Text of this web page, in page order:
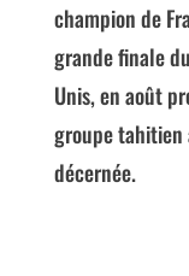
champion de
grande finale
Unis, en août
groupe tahitien
décernée.